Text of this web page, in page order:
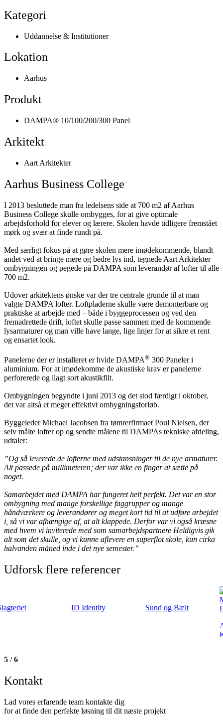
Kategori
Uddannelse & Institutioner
Lokation
Aarhus
Produkt
DAMPA® 10/100/200/300 Panel
Arkitekt
Aart Arkitekter
Aarhus Business College
I 2013 besluttede man fra ledelsens side at 700 m2 af Aarhus
Business College skulle ombygges, for at give optimale
arbejdsforhold for elever og lærere. Skolen havde tidligere fremstået
mørk og svær at finde rundt på.
Med særligt fokus på at gøre skolen mere imødekommende, blandt
andet ved at bringe mere og bedre lys ind, tegnede Aart Arkitekter
ombygningen og pegede på DAMPA som leverandør af lofter til alle
700 m2.
Udover arkitektens ønske var der tre centrale grunde til at man
valgte DAMPA lofter. Loftpladerne skulle være demonterbare og
praktiske at arbejde med – både i byggeprocessen og ved den
fremadrettede drift, loftet skulle passe sammen med de kommende
lysarmaturer og man ville have lange, lige linjer for at sikre et rent
og ensartet look.
Panelerne der er installeret er hvide DAMPA® 300 Paneler i
aluminium. For at imødekomme de akustiske krav er panelerne
perforerede og ilagt sort akustikfilt.
Ombygningen begyndte i juni 2013 og det stod færdigt i oktober,
det var altså et meget effektivt ombygningsforløb.
Byggeleder Michael Jacobsen fra tømrerfirmaet Poul Nielsen, der
selv målte lofter op og sendte målene til DAMPAs tekniske afdeling,
udtaler:
”Og så leverede de lofterne med udstansninger til de nye armaturer.
Alt passede på millimeteren; der var ikke en finger at sætte på
noget.
Samarbejdet med DAMPA har fungeret helt perfekt. Det var en stor
ombygning med mange forskellige faggrupper og mange
håndværkere og leverandører og meget kort tid til at udføre arbejdet
i, så vi var afhængige af, at alt klappede. Derfor var vi også kræsne
med hvem vi inviterede med som samarbejdspartnere Heldigvis gik
alt som det skulle, og vi kunne aflevere en superflot skole, kun cirka
halvanden måned inde i det nye semester.”
Udforsk flere referencer
ID Identity Sund og Bælt
5 /6
Kontakt
Lad vores erfarende team kontakte dig
for at finde den perfekte løsning til dit næste projekt